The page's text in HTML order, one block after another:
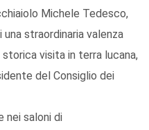
Michele Tedesco,
straordinaria valenza
visita in terra lucana,
del Consiglio dei
nei saloni di